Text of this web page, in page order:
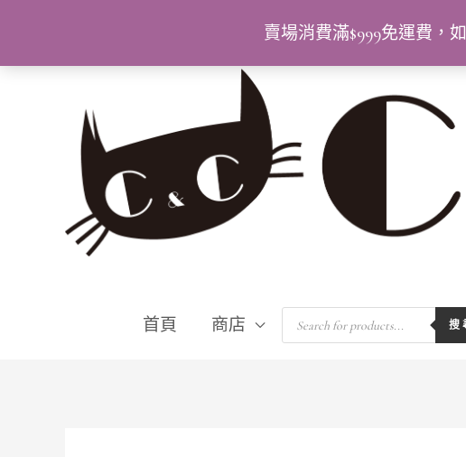
賣場消費滿$999免運費，
首頁 商店
Products
search
搜